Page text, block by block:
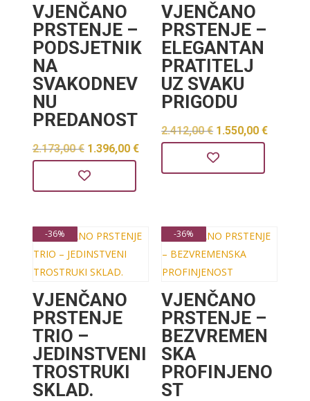
VJENČANO
PRSTENJE –
PODSJETNIK
NA
SVAKODNEV
NU
PREDANOST
2.173,00€ Izvorna
cijena
bila
2.173,00 €.
1.396,00 €
Trenutna
cijena
VJENČANO
PRSTENJE –
ELEGANTAN
PRATITELJ
UZ SVAKU
PRIGODU
2.412,00€ Izvorna
cijena
bila
1.550,00€
-36%
VJENČANO
PRSTENJE
TRIO –
JEDINSTVENI
TROSTRUKI
SKLAD.
-36%
VJENČANO
PRSTENJE –
BEZVREMEN
SKA
PROFINJENO
ST